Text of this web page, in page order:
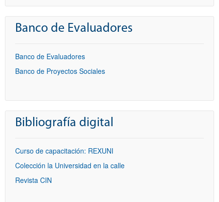
Banco de Evaluadores
Banco de Evaluadores
Banco de Proyectos Sociales
Bibliografía digital
Curso de capacitación: REXUNI
Colección la Universidad en la calle
Revista CIN